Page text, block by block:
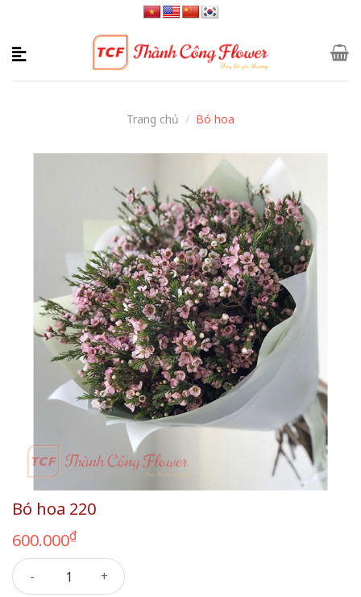
content
Trang chủ / Bó hoa
Bó hoa 220
600.000₫
Bó hoa 220 số lượng